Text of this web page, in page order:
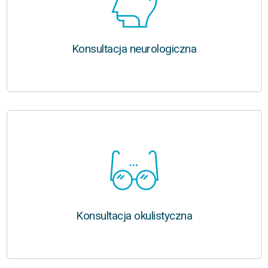
Konsultacja neurologiczna
Konsultacja okulistyczna